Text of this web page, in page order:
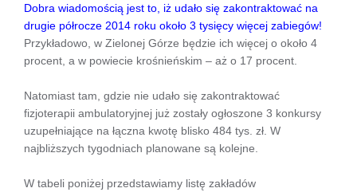
Dobra wiadomością jest to, iż udało się zakontraktować na
drugie półrocze 2014 roku około 3 tysięcy więcej zabiegów!
Przykładowo, w Zielonej Górze będzie ich więcej o około 4
procent, a w powiecie krośnieńskim – aż o 17 procent.
Natomiast tam, gdzie nie udało się zakontraktować
fizjoterapii ambulatoryjnej już zostały ogłoszone 3 konkursy
uzupełniające na łączna kwotę blisko 484 tys. zł. W
najbliższych tygodniach planowane są kolejne.
W tabeli poniżej przedstawiamy listę zakładów